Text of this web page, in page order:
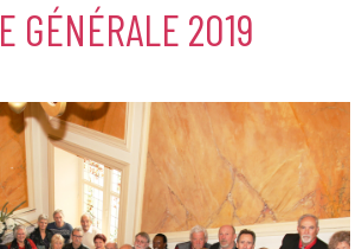
GÉNÉRALE 2019